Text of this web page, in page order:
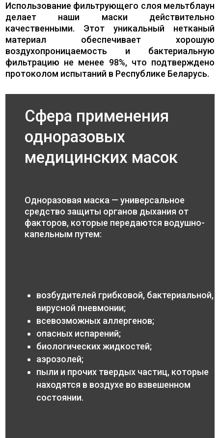
Использование фильтрующего слоя мельтблаун
делает наши маски действительно
качественными. Этот уникальный нетканый
материал обеспечивает хорошую
воздухопроницаемость и бактериальную
фильтрацию не менее 98%, что подтверждено
протоколом испытаний в Республике Беларусь.
Сфера применения
одноразовых
медицинских масок
Одноразовая маска — универсальное
средство защиты органов дыхания от
факторов, которые передаются водушно-
капельным путем:
возбудителей грибковой, бактериальной,
вирусной пневмонии;
всевозможных аллергенов;
опасных испарений;
биологических жидкостей;
аэрозолей;
пыли и прочих твердых частиц, которые
находятся в воздухе во взвешенном
состоянии.